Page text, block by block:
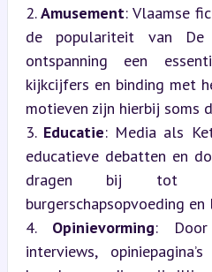
2. Amusement: Vlaamse
de populariteit van
ontspanning een
kijkcijfers en binding met
motieven zijn hierbij soms
3. Educatie: Media als
educatieve debatten en
dragen bij tot
burgerschapsopvoeding
4. Opinievorming:
interviews,